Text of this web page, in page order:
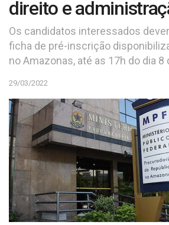
direito e
Os candidatos interessados
ficha de pré-inscrição
no Amazonas, até as 17h do dia 8
29/03/2022